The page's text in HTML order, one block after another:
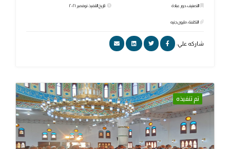
التصنيف: دور عبادة
التكلفة: مليون جنيه
تاريخ التنفيذ: نوفمبر ٢٠٢١
شاركه علي:
تم تنفيذه